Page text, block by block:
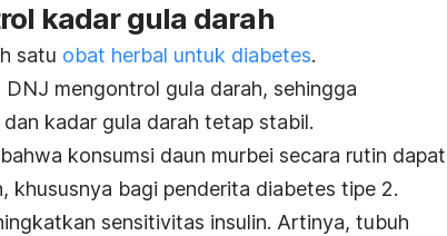
kadar gula darah
satu obat herbal untuk diabetes.
mengontrol gula darah, sehingga
kadar gula darah tetap stabil.
konsumsi daun murbei secara rutin dapat
khususnya bagi penderita diabetes tipe 2.
sensitivitas insulin. Artinya, tubuh